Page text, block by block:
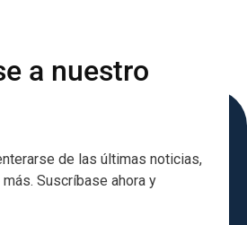
a nuestro
de las últimas noticias,
Suscríbase ahora y